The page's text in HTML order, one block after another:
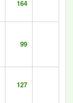
164
99
127